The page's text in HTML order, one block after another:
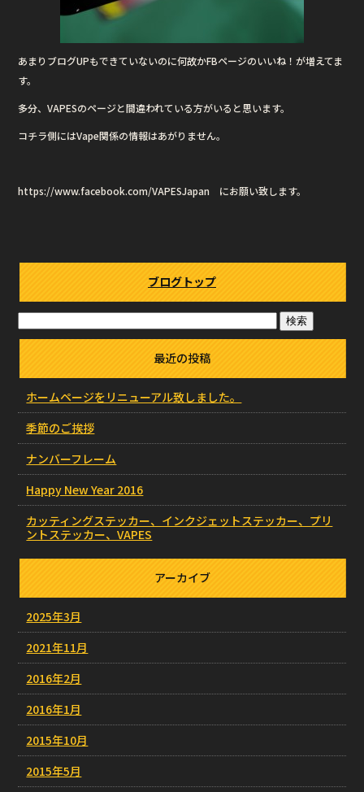
あまりブログUPもできていないのに何故かFBページのいいね！が増えてま
す。
多分、VAPESのページと間違われている方がいると思います。
コチラ側にはVape関係の情報はあがりません。
https://www.facebook.com/VAPESJapan にお願い致します。
ブログトップ
最近の投稿
ホームページをリニューアル致しました。
季節のご挨拶
ナンバーフレーム
Happy New Year 2016
カッティングステッカー、インクジェットステッカー、プリ
ントステッカー、VAPES
アーカイブ
2025年3月
2021年11月
2016年2月
2016年1月
2015年10月
2015年5月